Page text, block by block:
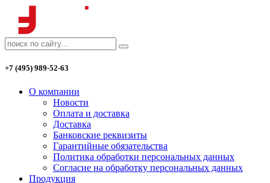
+7 (495) 989-52-63
О компании
Новости
Оплата и доставка
Доставка
Банковские реквизиты
Гарантийные обязательства
Политика обработки персональных данных
Согласие на обработку персональных данных
Продукция